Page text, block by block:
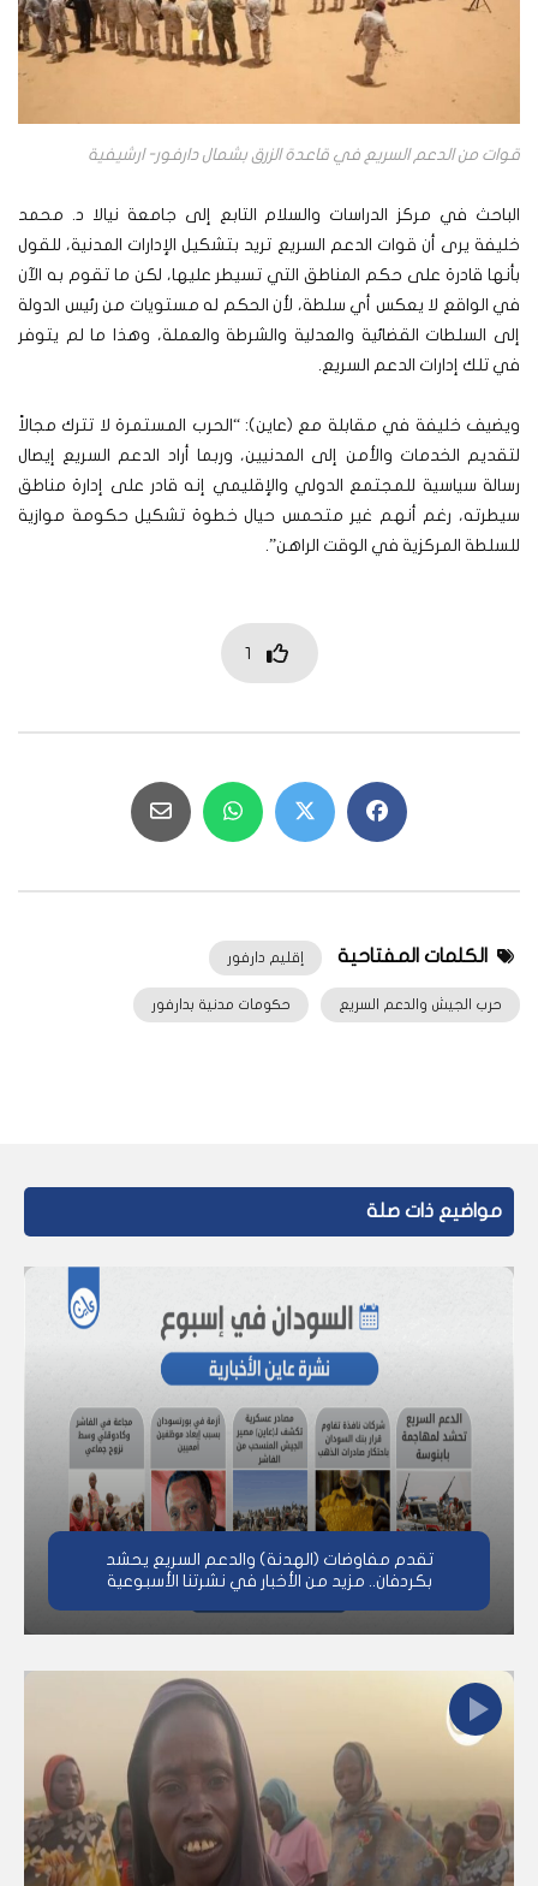
قوات من الدعم السريع في قاعدة الزرق بشمال دارفور- ارشيفية
الباحث في مركز الدراسات والسلام التابع إلى جامعة نيالا د. محمد
خليفة يرى أن قوات الدعم السريع تريد بتشكيل الإدارات المدنية، للقول
بأنها قادرة على حكم المناطق التي تسيطر عليها، لكن ما تقوم به الآن
في الواقع لا يعكس أي سلطة، لأن الحكم له مستويات من رئيس الدولة
إلى السلطات القضائية والعدلية والشرطة والعملة، وهذا ما لم يتوفر
في تلك إدارات الدعم السريع.
ويضيف خليفة في مقابلة مع (عاين): “الحرب المستمرة لا تترك مجالاً
لتقديم الخدمات والأمن إلى المدنيين، وربما أراد الدعم السريع إيصال
رسالة سياسية للمجتمع الدولي والإقليمي إنه قادر على إدارة مناطق
سيطرته، رغم أنهم غير متحمس حيال خطوة تشكيل حكومة موازية
للسلطة المركزية في الوقت الراهن”.
1
الكلمات المفتاحية إقليم دارفور
حرب الجيش والدعم السريع حكومات مدنية بدارفور
مواضيع ذات صلة
تقدم مفاوضات (الهدنة) والدعم السريع يحشد
بكردفان.. مزيد من الأخبار في نشرتنا الأسبوعية